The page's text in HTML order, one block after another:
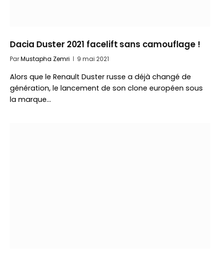
Dacia Duster 2021 facelift sans camouflage !
ParMustapha Zemri 9 mai 2021
Alors que le Renault Duster russe a déjà changé de
génération, le lancement de son clone européen sous
la marque…